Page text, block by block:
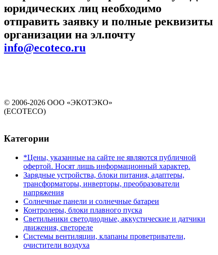
юридических лиц необходимо
отправить заявку и полные реквизиты
организации на эл.почту
info@ecoteco.ru
© 2006-2026 ООО «ЭКОТЭКО»
(ECOTECO)
Категории
*Цены, указанные на сайте не являются публичной
офертой. Носят лишь информационный характер.
Зарядные устройства, блоки питания, адаптеры,
трансформаторы, инверторы, преобразователи
напряжения
Солнечные панели и солнечные батареи
Контролеры, блоки плавного пуска
Светильники светодиодные, аккустические и датчики
движения, светореле
Системы вентиляции, клапаны проветриватели,
очистители воздуха